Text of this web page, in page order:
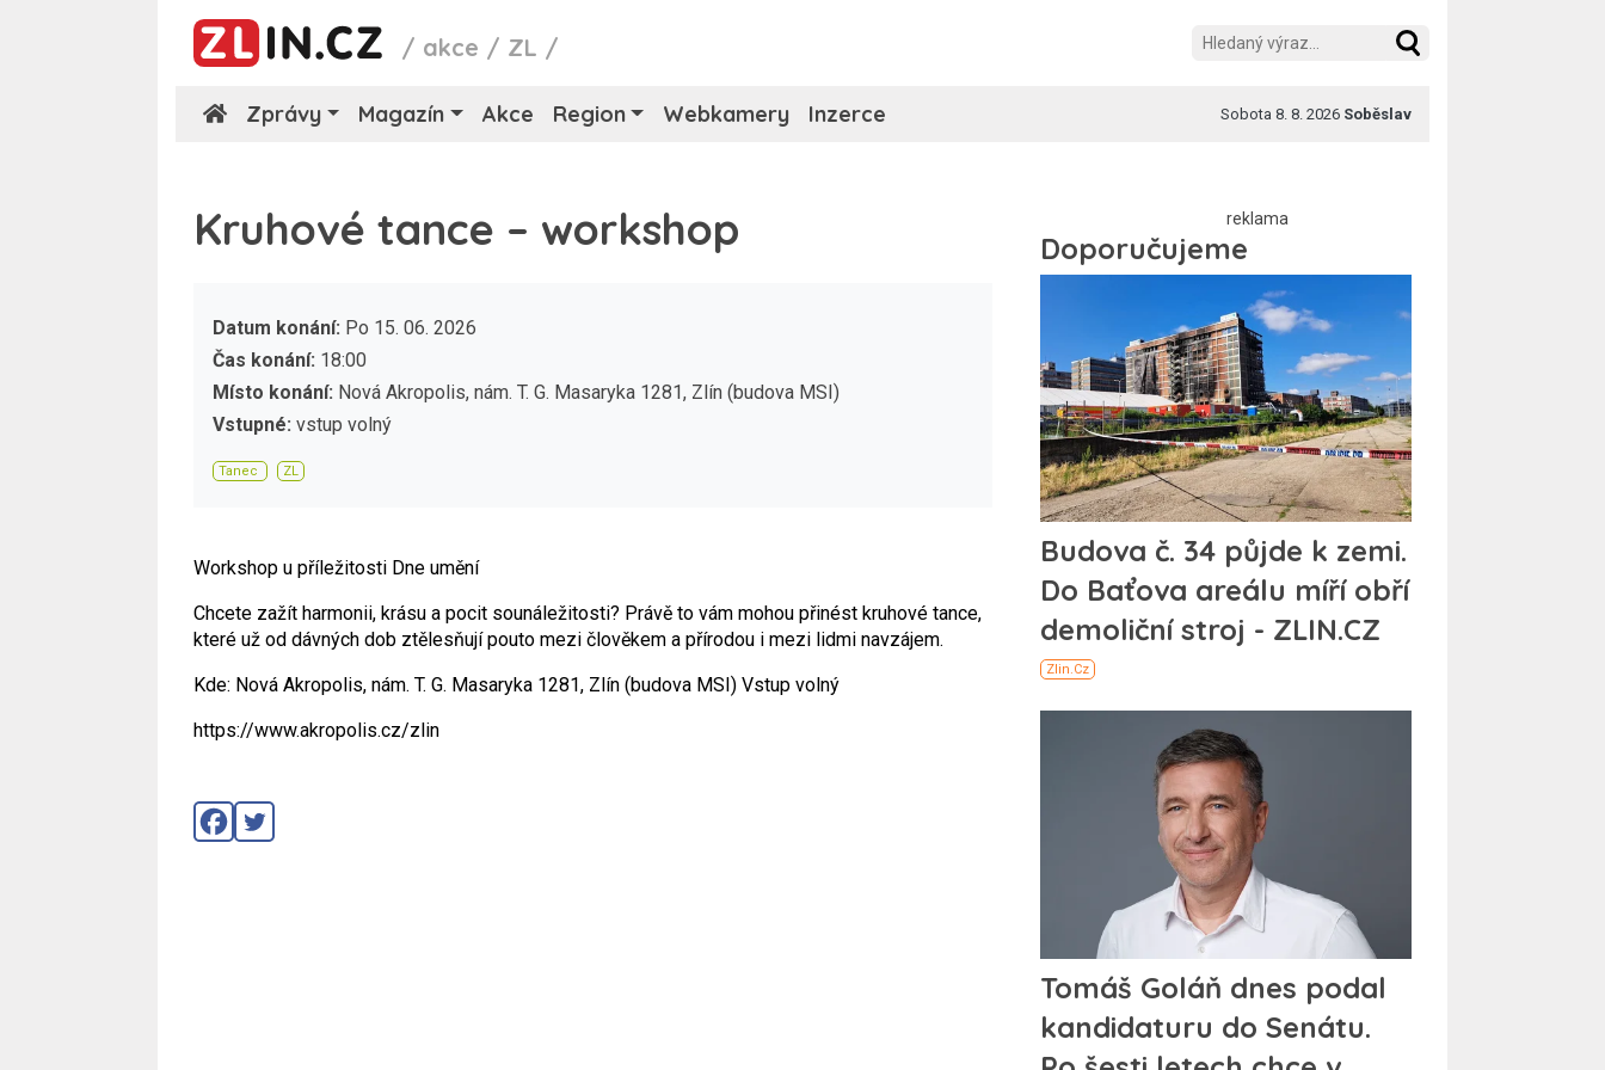
/ akce / ZL /
Zprávy Magazín Akce Region Webkamery Inzerce Sobota 8. 8. 2026 Soběslav
Kruhové tance – workshop
Datum konání: Po 15. 06. 2026
Čas konání: 18:00
Místo konání: Nová Akropolis, nám. T. G. Masaryka 1281, Zlín (budova MSI)
Vstupné: vstup volný
Tanec ZL
Workshop u příležitosti Dne umění
Chcete zažít harmonii, krásu a pocit sounáležitosti? Právě to vám mohou přinést kruhové tance,
které už od dávných dob ztělesňují pouto mezi člověkem a přírodou i mezi lidmi navzájem.
Kde: Nová Akropolis, nám. T. G. Masaryka 1281, Zlín (budova MSI) Vstup volný
https://www.akropolis.cz/zlin